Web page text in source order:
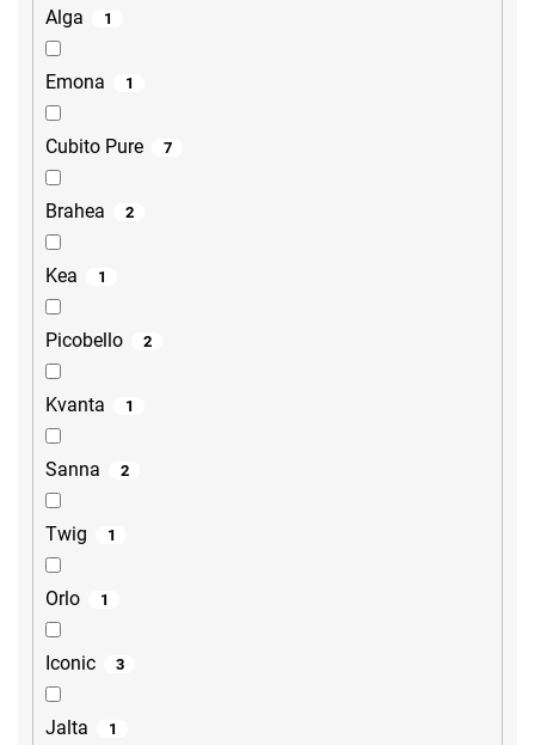
Alga 1
Emona 1
Cubito Pure 7
Brahea 2
Kea 1
Picobello 2
Kvanta 1
Sanna 2
Twig 1
Orlo 1
Iconic 3
Jalta 1